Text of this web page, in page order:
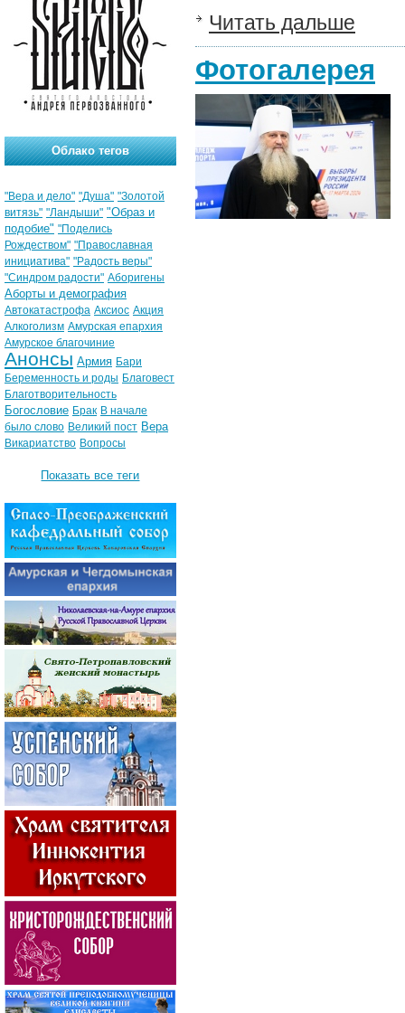
Читать дальше
Фотогалерея
Облако тегов
"Вера и дело" "Душа" "Золотой
витязь" "Ландыши" "Образ и
подобие" "Поделись
Рождеством" "Православная
инициатива" "Радость веры"
"Синдром радости" Аборигены
Аборты и демография
Автокатастрофа Аксиос Акция
Алкоголизм Амурская епархия
Амурское благочиние
Анонсы Армия Бари
Беременность и роды Благовест
Благотворительность
Богословие Брак В начале
было слово Великий пост Вера
Викариатство Вопросы
Показать все теги